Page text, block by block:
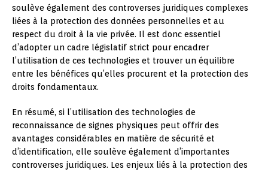
soulève également des controverses juridiques complexes
liées à la protection des données personnelles et au
respect du droit à la vie privée. Il est donc essentiel
d’adopter un cadre législatif strict pour encadrer
l’utilisation de ces technologies et trouver un équilibre
entre les bénéfices qu’elles procurent et la protection des
droits fondamentaux.
En résumé, si l’utilisation des technologies de
reconnaissance de signes physiques peut offrir des
avantages considérables en matière de sécurité et
d’identification, elle soulève également d’importantes
controverses juridiques. Les enjeux liés à la protection des